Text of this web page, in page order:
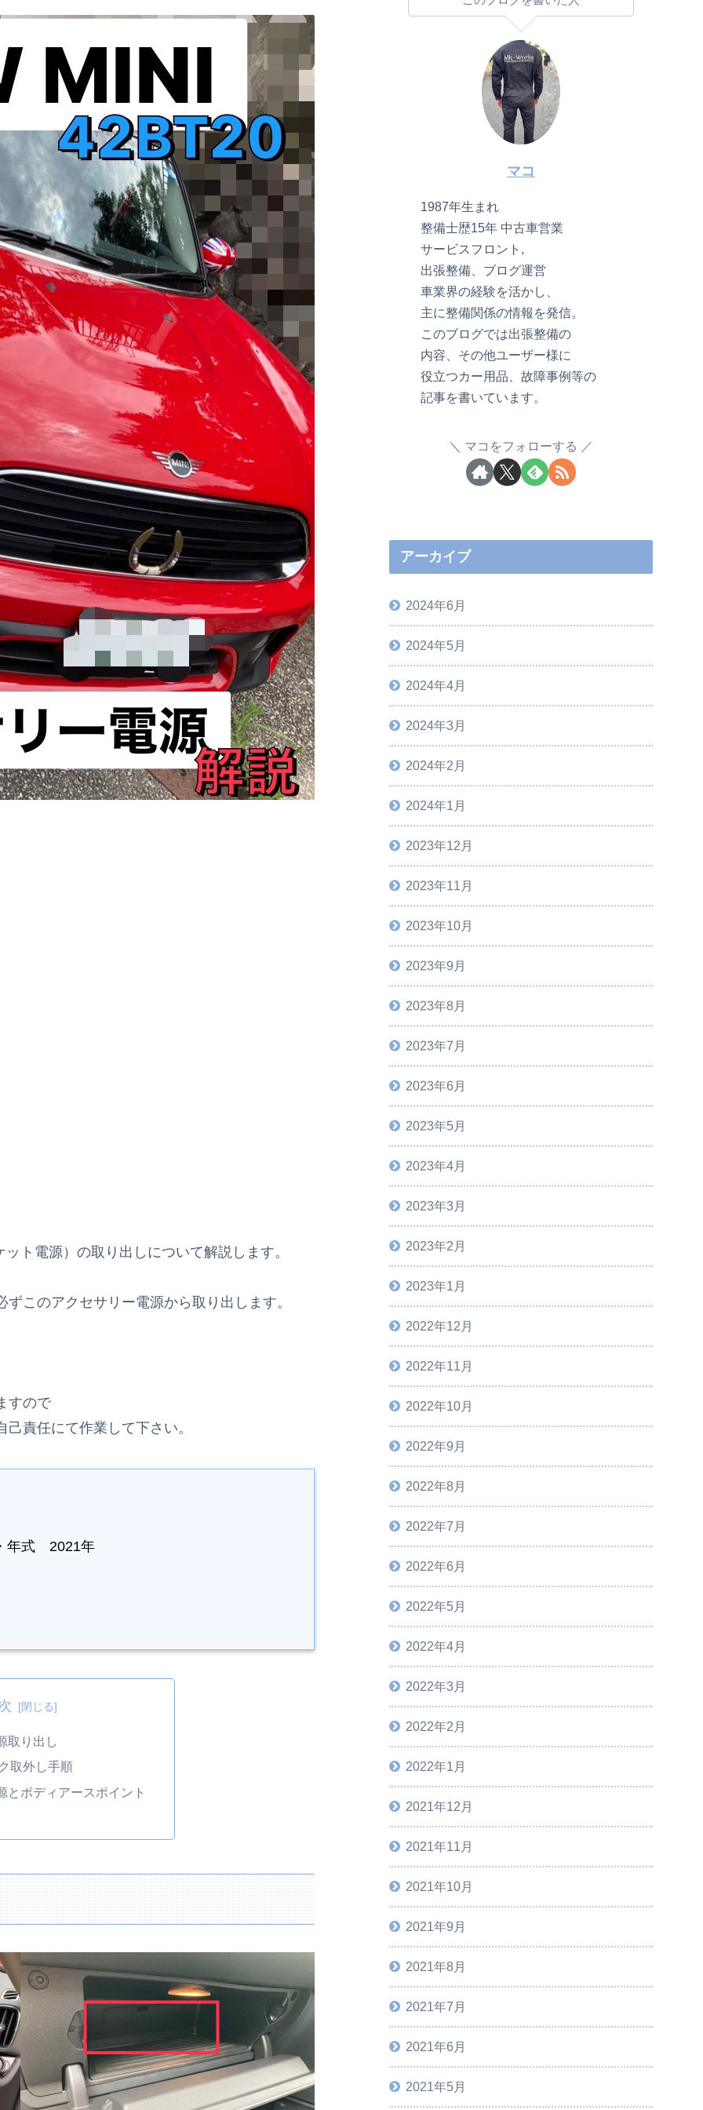
ト電源）の取り出しについて解説します。
このアクセサリー電源から取り出します。
すので
責任にて作業して下さい。
式 2021年
取り出し
取外し手順
とボディアースポイント
マコ
1987年生まれ
整備士歴15年 中古車営業
サービスフロント,
出張整備、ブログ運営
車業界の経験を活かし、
主に整備関係の情報を発信。
このブログでは出張整備の
内容、その他ユーザー様に
役立つカー用品、故障事例等の
記事を書いています。
マコをフォローする
アーカイブ
2024年6月
2024年5月
2024年4月
2024年3月
2024年2月
2024年1月
2023年12月
2023年11月
2023年10月
2023年9月
2023年8月
2023年7月
2023年6月
2023年5月
2023年4月
2023年3月
2023年2月
2023年1月
2022年12月
2022年11月
2022年10月
2022年9月
2022年8月
2022年7月
2022年6月
2022年5月
2022年4月
2022年3月
2022年2月
2022年1月
2021年12月
2021年11月
2021年10月
2021年9月
2021年8月
2021年7月
2021年6月
2021年5月